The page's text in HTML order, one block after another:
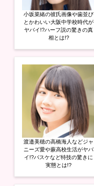
小坂菜緒の彼氏画像や歯並び
とかわいい大阪中学校時代が
ヤバイ!?ハーフ説の驚きの真
相とは!?
渡邉美穂の高橋海人などジャ
ニーズ愛や蕨高校生活がヤバ
イ!?バスケなど特技の驚きに
実態とは!?